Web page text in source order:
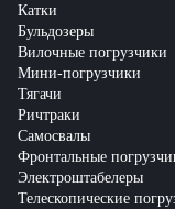
Катки
Бульдозеры
Вилочные погрузчики
Мини-погрузчики
Тягачи
Ричтраки
Самосвалы
Фронтальные
Электроштабелеры
Телескопические